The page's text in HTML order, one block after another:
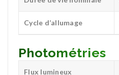
Cycle d’allumage
Photométries
Flux lumineux